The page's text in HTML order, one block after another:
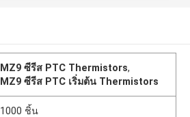
MZ9 ซีรีส PTC Thermistors,
MZ9 ซีรีส PTC เริ่มต้น Thermistors
1000 ชิ้น